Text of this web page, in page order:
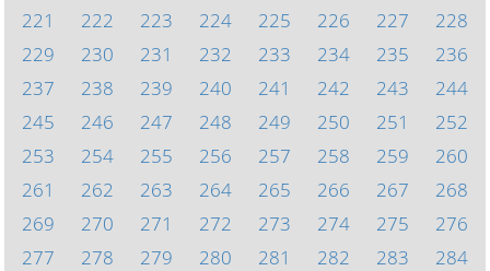
221
222 223 224 225 226 227
228
229
230 231 232 233 234 235
236
237
238 239 240 241 242 243
244
245
246 247 248 249 250 251
252
253
254 255 256 257 258 259
260
261
262 263 264 265 266 267
268
269
270 271 272 273 274 275
276
277
278 279 280 281 282 283
284